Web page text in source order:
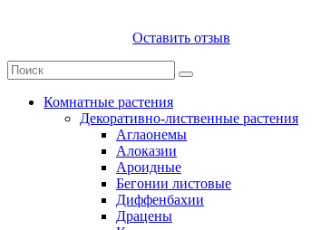
Оставить отзыв
Комнатные растения
Декоративно-лиственные растения
Аглаонемы
Алоказии
Ароидные
Бегонии листовые
Диффенбахии
Драцены